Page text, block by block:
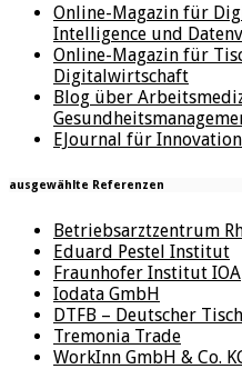
Online-Magazin für
Intelligence und
Online-Magazin für
Digitalwirtschaft
Blog über
EJournal für
ausgewählte Referenzen
Betriebsarztzentrum
Eduard Pestel Institut
Fraunhofer Institut IOA
Iodata GmbH
DTFB – Deutscher
Tremonia Trade
WorkInn GmbH & Co.